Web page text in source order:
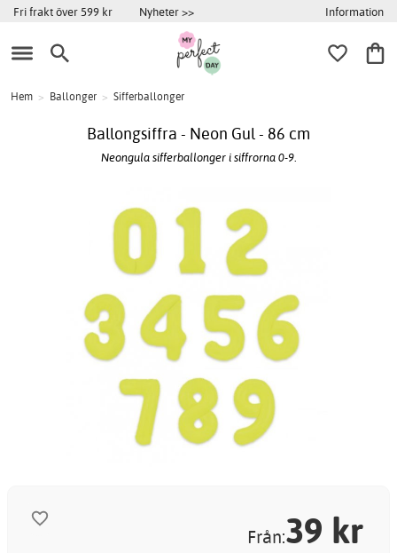
Fri frakt över 599 kr Nyheter >> Information
Hem > Ballonger > Sifferballonger
Ballongsiffra - Neon Gul - 86 cm
Neongula sifferballonger i siffrorna 0-9.
Från:39 kr